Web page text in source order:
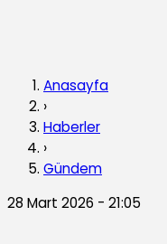
Anasayfa
›
Haberler
›
Gündem
28 Mart 2026 - 21:05